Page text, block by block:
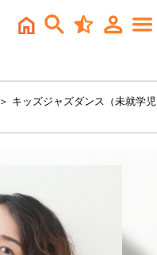
＞ キッズジャズダンス（未就学児